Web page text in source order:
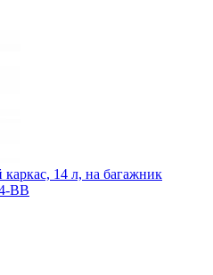
14 л, на багажник
BB